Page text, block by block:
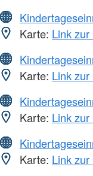
Karte: Link
Karte: Link
Karte: Link
Karte: Link